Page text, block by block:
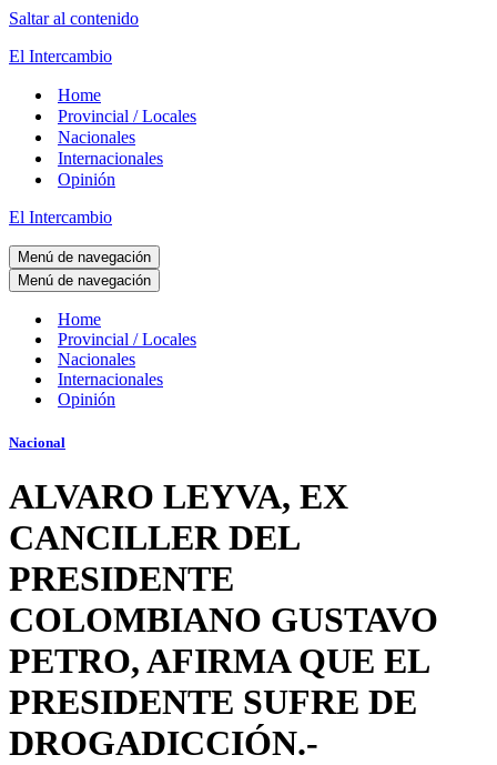
Saltar al contenido
El Intercambio
Home
Provincial / Locales
Nacionales
Internacionales
Opinión
El Intercambio
Menú de navegación
Menú de navegación
Home
Provincial / Locales
Nacionales
Internacionales
Opinión
Nacional
ALVARO LEYVA, EX
CANCILLER DEL
PRESIDENTE
COLOMBIANO GUSTAVO
PETRO, AFIRMA QUE EL
PRESIDENTE SUFRE DE
DROGADICCIÓN.-